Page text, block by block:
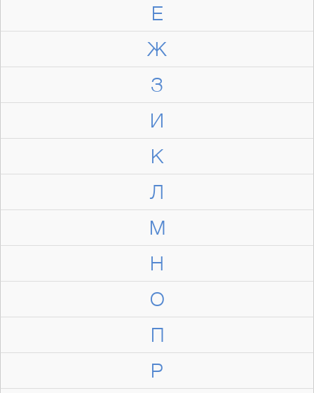
Е
Ж
З
И
К
Л
М
Н
О
П
Р